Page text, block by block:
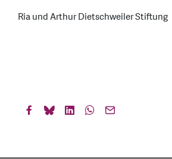
Ria und Arthur Dietschweiler Stiftung